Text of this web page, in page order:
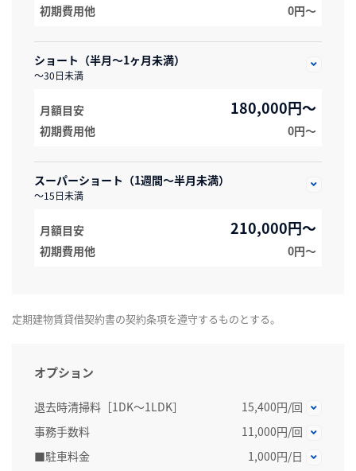
初期費用他 0円〜
ショート（半月～1ヶ月未満）
～30日未満
月額目安 180,000円～
初期費用他 0円〜
スーパーショート（1週間～半月未満）
～15日未満
月額目安 210,000円～
初期費用他 0円〜
定期建物賃貸借契約書の契約条項を遵守するものとする。
オプション
退去時清掃料［1DK～1LDK］
15,400円/回
事務手数料
11,000円/回
■駐車料金
1,000円/日